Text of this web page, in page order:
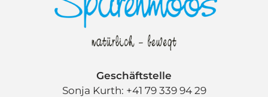
Geschäftstelle
Sonja Kurth: +41 79 339 94 29